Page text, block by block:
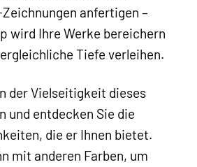
anfertigen –
wird Ihre Werke bereichern
Tiefe verleihen.
der Vielseitigkeit dieses
und entdecken Sie die
die er Ihnen bietet.
mit anderen Farben, um